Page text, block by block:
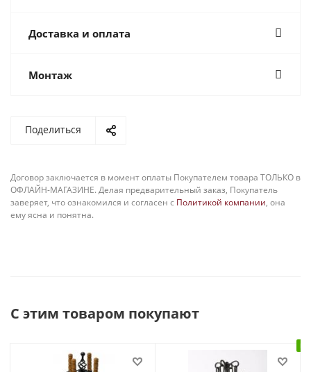
Доставка и оплата
Монтаж
Поделиться
Договор заключается в момент оплаты Покупателем товара ТОЛЬКО в
ОФЛАЙН-МАГАЗИНЕ. Делая предварительный заказ, Покупатель
заверяет, что ознакомился и согласен с Политикой компании, она
ему ясна и понятна.
С этим товаром покупают
В